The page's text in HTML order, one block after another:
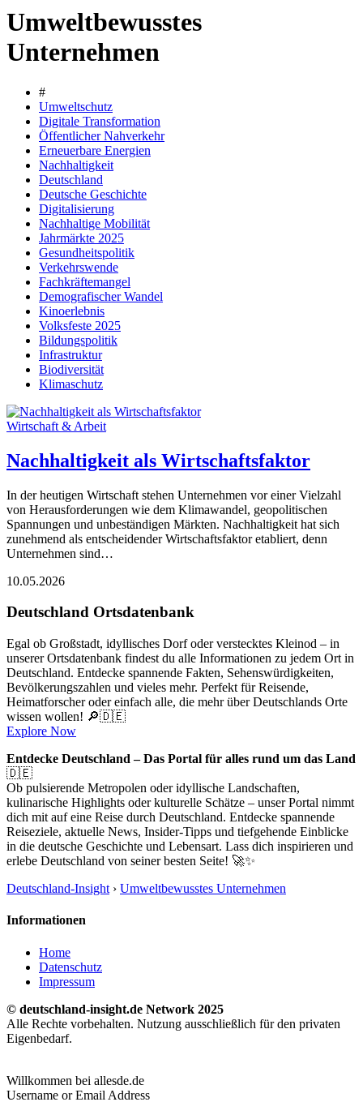
Umweltbewusstes
Unternehmen
#
Umweltschutz
Digitale Transformation
Öffentlicher Nahverkehr
Erneuerbare Energien
Nachhaltigkeit
Deutschland
Deutsche Geschichte
Digitalisierung
Nachhaltige Mobilität
Jahrmärkte 2025
Gesundheitspolitik
Verkehrswende
Fachkräftemangel
Demografischer Wandel
Kinoerlebnis
Volksfeste 2025
Bildungspolitik
Infrastruktur
Biodiversität
Klimaschutz
Wirtschaft & Arbeit
Nachhaltigkeit als Wirtschaftsfaktor
In der heutigen Wirtschaft stehen Unternehmen vor einer Vielzahl
von Herausforderungen wie dem Klimawandel, geopolitischen
Spannungen und unbeständigen Märkten. Nachhaltigkeit hat sich
zunehmend als entscheidender Wirtschaftsfaktor etabliert, denn
Unternehmen sind…
10.05.2026
Deutschland Ortsdatenbank
Egal ob Großstadt, idyllisches Dorf oder verstecktes Kleinod – in
unserer Ortsdatenbank findest du alle Informationen zu jedem Ort in
Deutschland. Entdecke spannende Fakten, Sehenswürdigkeiten,
Bevölkerungszahlen und vieles mehr. Perfekt für Reisende,
Heimatforscher oder einfach alle, die mehr über Deutschlands Orte
wissen wollen! 🔎🇩🇪
Explore Now
Entdecke Deutschland – Das Portal für alles rund um das Land
🇩🇪
Ob pulsierende Metropolen oder idyllische Landschaften,
kulinarische Highlights oder kulturelle Schätze – unser Portal nimmt
dich mit auf eine Reise durch Deutschland. Entdecke spannende
Reiseziele, aktuelle News, Insider-Tipps und tiefgehende Einblicke
in die deutsche Geschichte und Lebensart. Lass dich inspirieren und
erlebe Deutschland von seiner besten Seite! 🚀✨
Deutschland-Insight › Umweltbewusstes Unternehmen
Informationen
Home
Datenschutz
Impressum
© deutschland-insight.de Network 2025
Alle Rechte vorbehalten. Nutzung ausschließlich für den privaten
Eigenbedarf.
Willkommen bei allesde.de
Username or Email Address